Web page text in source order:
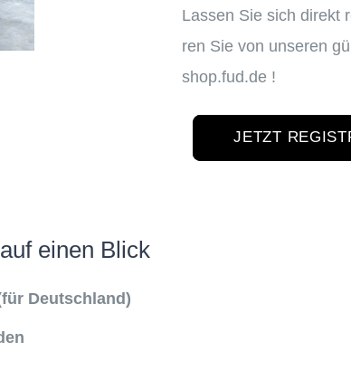
Lassen Sie sich direkt
ren Sie von unseren
shop​.fud​.de !
JETZT
einen Blick
Deutschland)